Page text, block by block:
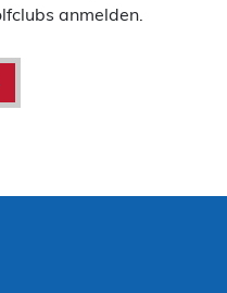
anmelden.